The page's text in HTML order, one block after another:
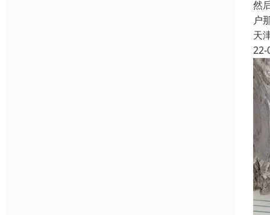
然
户
天
22-